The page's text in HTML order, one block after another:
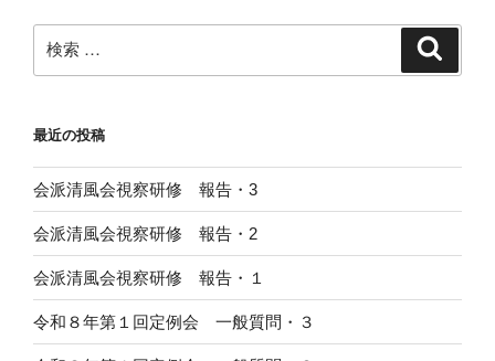
ン
検
索:
最近の投稿
会派清風会視察研修 報告・3
会派清風会視察研修 報告・2
会派清風会視察研修 報告・１
令和８年第１回定例会 一般質問・３